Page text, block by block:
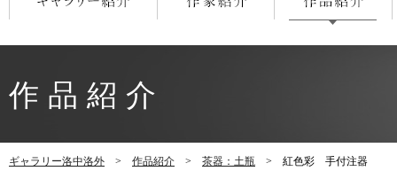
作品紹介
ギャラリー洛中洛外 > 作品紹介 > 茶器：土瓶 > 紅色彩 手付注器